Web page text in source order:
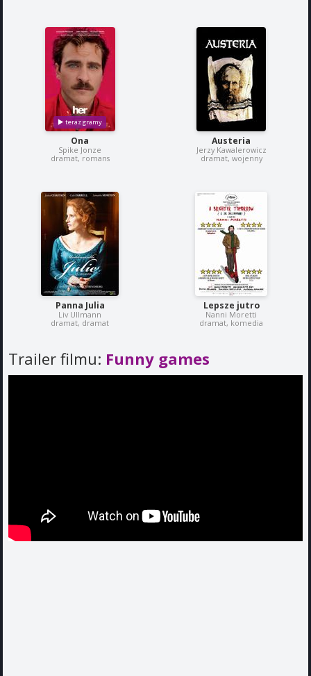
Ona
Spike Jonze
dramat, romans
Austeria
Jerzy Kawalerowicz
dramat, wojenny
Panna Julia
Liv Ullmann
dramat, dramat
Lepsze jutro
Nanni Moretti
dramat, komedia
Trailer filmu: Funny games